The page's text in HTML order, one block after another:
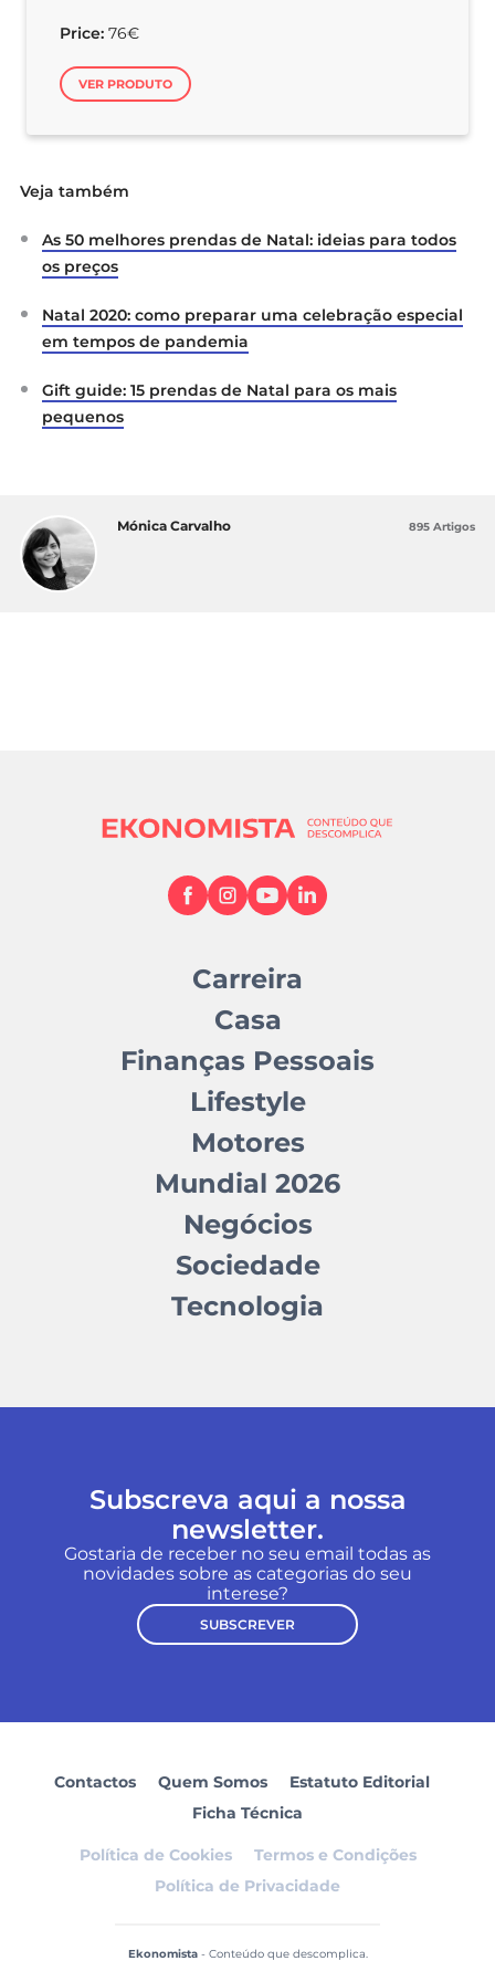
Price: 76€
VER PRODUTO
Veja também
As 50 melhores prendas de Natal: ideias para todos
os preços
Natal 2020: como preparar uma celebração especial
em tempos de pandemia
Gift guide: 15 prendas de Natal para os mais
pequenos
Mónica Carvalho 895 Artigos
Carreira
Casa
Finanças Pessoais
Lifestyle
Motores
Mundial 2026
Negócios
Sociedade
Tecnologia
Subscreva aqui a nossa
newsletter.
Gostaria de receber no seu email todas as
novidades sobre as categorias do seu
interese?
SUBSCREVER
Contactos Quem Somos
Estatuto Editorial
Ficha Técnica
Política de Cookies
Termos e Condições
Política de Privacidade
Ekonomista- Conteúdo que descomplica.